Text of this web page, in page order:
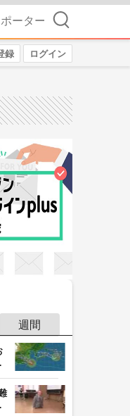
ーター 検索
録 ログイン
週間